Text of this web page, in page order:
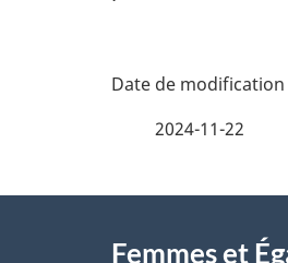
D
a
2024-11-22
Femmes et